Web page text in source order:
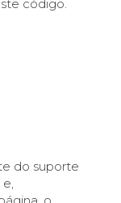
código.
do suporte